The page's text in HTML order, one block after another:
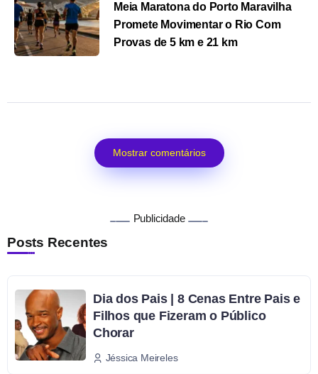
Meia Maratona do Porto Maravilha
Promete Movimentar o Rio Com
Provas de 5 km e 21 km
Mostrar comentários
Publicidade
Posts Recentes
Dia dos Pais | 8 Cenas Entre Pais e
Filhos que Fizeram o Público
Chorar
Jéssica Meireles